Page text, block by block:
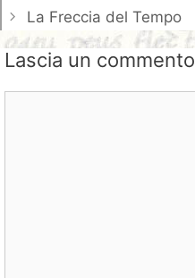
La Freccia del Tempo
Lascia un commento